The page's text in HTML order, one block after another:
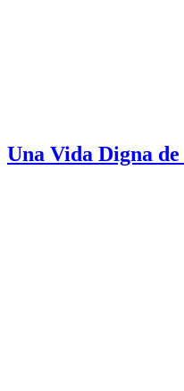
Una Vida Digna